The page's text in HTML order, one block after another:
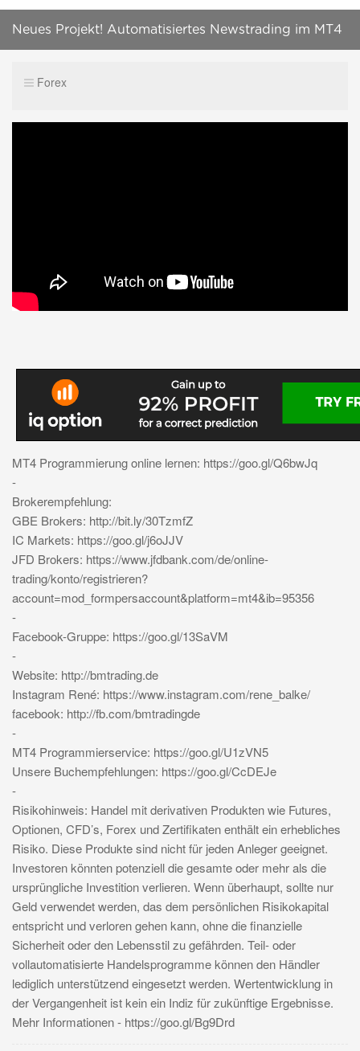
Neues Projekt! Automatisiertes Newstrading im MT4
Forex
MT4 Programmierung online lernen: https://goo.gl/Q6bwJq
-
Brokerempfehlung:
GBE Brokers: http://bit.ly/30TzmfZ
IC Markets: https://goo.gl/j6oJJV
JFD Brokers: https://www.jfdbank.com/de/online-
trading/konto/registrieren?
account=mod_formpersaccount&platform=mt4&ib=95356
-
Facebook-Gruppe: https://goo.gl/13SaVM
-
Website: http://bmtrading.de
Instagram René: https://www.instagram.com/rene_balke/
facebook: http://fb.com/bmtradingde
-
MT4 Programmierservice: https://goo.gl/U1zVN5
Unsere Buchempfehlungen: https://goo.gl/CcDEJe
-
Risikohinweis: Handel mit derivativen Produkten wie Futures,
Optionen, CFD’s, Forex und Zertifikaten enthält ein erhebliches
Risiko. Diese Produkte sind nicht für jeden Anleger geeignet.
Investoren könnten potenziell die gesamte oder mehr als die
ursprüngliche Investition verlieren. Wenn überhaupt, sollte nur
Geld verwendet werden, das dem persönlichen Risikokapital
entspricht und verloren gehen kann, ohne die finanzielle
Sicherheit oder den Lebensstil zu gefährden. Teil- oder
vollautomatisierte Handelsprogramme können den Händler
lediglich unterstützend eingesetzt werden. Wertentwicklung in
der Vergangenheit ist kein ein Indiz für zukünftige Ergebnisse.
Mehr Informationen - https://goo.gl/Bg9Drd